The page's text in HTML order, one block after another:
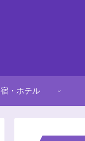
宿・ホテル